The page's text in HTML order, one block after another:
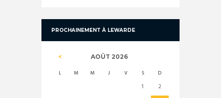
PROCHAINEMENT À LEWARDE
AOÛT 2026
L M M J V S D
1
2